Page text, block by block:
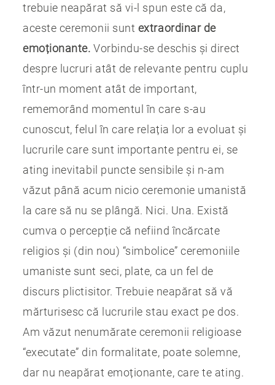
trebuie neapărat să vi-l spun este că da,
aceste ceremonii sunt extraordinar de
emoționante. Vorbindu-se deschis și direct
despre lucruri atât de relevante pentru cuplu
într-un moment atât de important,
rememorând momentul în care s-au
cunoscut, felul în care relația lor a evoluat și
lucrurile care sunt importante pentru ei, se
ating inevitabil puncte sensibile și n-am
văzut până acum nicio ceremonie umanistă
la care să nu se plângă. Nici. Una. Există
cumva o percepție că nefiind încărcate
religios și (din nou) “simbolice” ceremoniile
umaniste sunt seci, plate, ca un fel de
discurs plictisitor. Trebuie neapărat să vă
mărturisesc că lucrurile stau exact pe dos.
Am văzut nenumărate ceremonii religioase
“executate” din formalitate, poate solemne,
dar nu neapărat emoționante, care te ating.